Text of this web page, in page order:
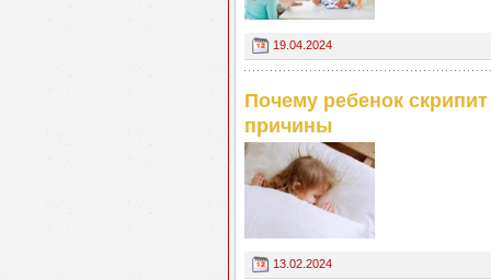
19.04.2024
Почему ребенок
причины
13.02.2024